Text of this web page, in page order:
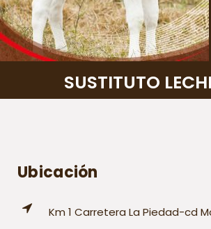
SUSTITUTO
Ubicación
Km 1 Carretera La Piedad-cd